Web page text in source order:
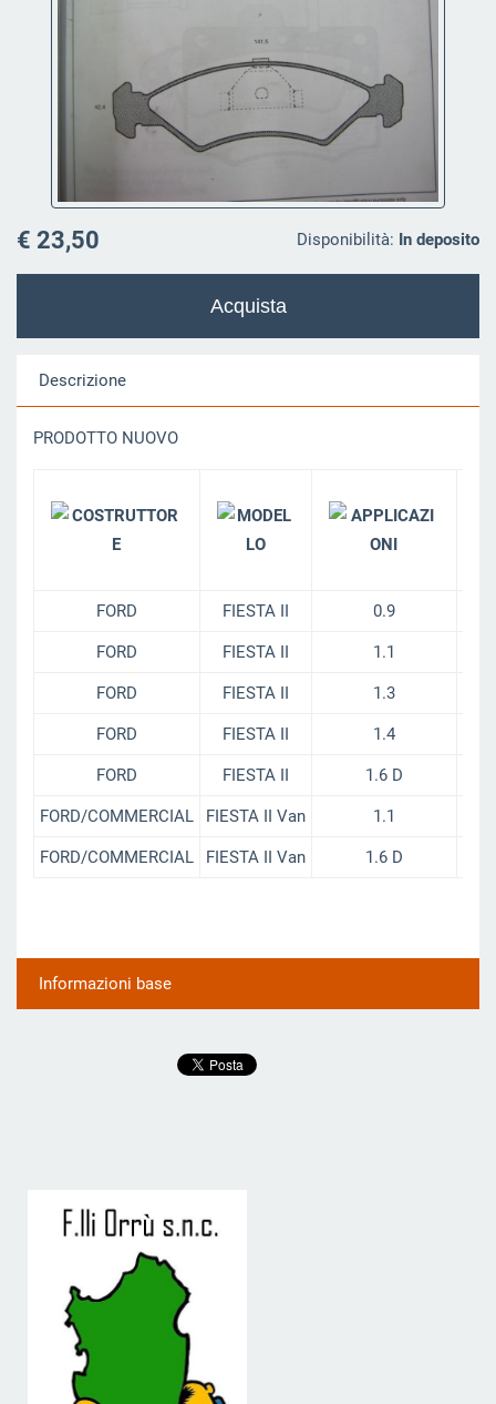
Disponibilità: In deposito
€ 23,50
Descrizione
PRODOTTO NUOVO
FORD FIESTA II 0.9
FORD FIESTA II 1.1
FORD FIESTA II 1.3
FORD FIESTA II 1.4
FORD FIESTA II 1.6 D
FORD/COMMERCIAL FIESTA II Van 1.1
FORD/COMMERCIAL FIESTA II Van 1.6 D
Informazioni base